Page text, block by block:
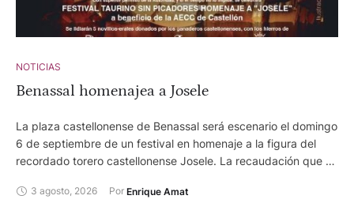
NOTICIAS
Benassal homenajea a Josele
La plaza castellonense de Benassal será escenario el domingo
6 de septiembre de un festival en homenaje a la figura del
recordado torero castellonense Josele. La recaudación que se
de la lucha contra el cáncer de Castellón. Se
3 agosto, 2026 Por Enrique Amat